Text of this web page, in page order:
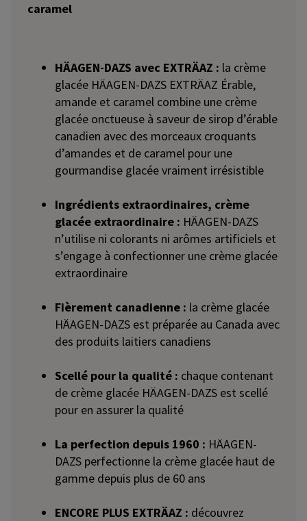
caramel
HÄAGEN-DAZS avec EXTRÄAZ : la crème
glacée HÄAGEN-DAZS EXTRÄAZ Érable,
amande et caramel combine une crème
glacée onctueuse à saveur de sirop d’érable
canadien avec des morceaux croquants
d’amandes et de caramel pour une
gourmandise glacée vraiment irrésistible
Ingrédients extraordinaires, crème
glacée extraordinaire : HÄAGEN-DAZS
n’utilise ni colorants ni arômes artificiels et
s’engage à confectionner une crème glacée
extraordinaire
Fièrement canadienne : la crème glacée
HÄAGEN-DAZS est préparée au Canada avec
des produits laitiers canadiens
Scellé pour la qualité : chaque contenant
de crème glacée HÄAGEN-DAZS est scellé
pour en assurer la qualité
La perfection depuis 1960 : HÄAGEN-
DAZS perfectionne la crème glacée haut de
gamme depuis plus de 60 ans
ENCORE PLUS EXTRÄAZ : découvrez